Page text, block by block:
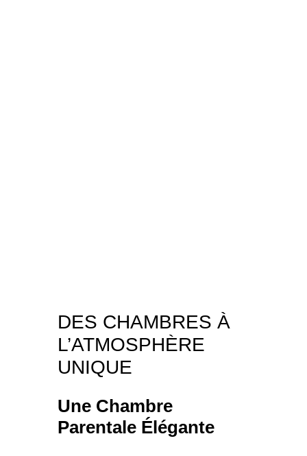
DES CHAMBRES À
L’ATMOSPHÈRE
UNIQUE
Une Chambre
Parentale Élégante